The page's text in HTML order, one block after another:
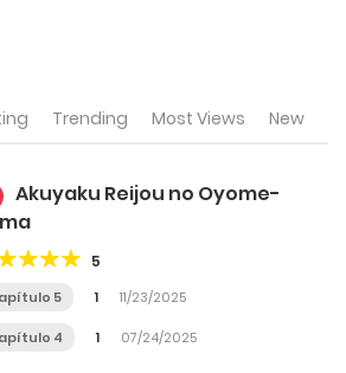
Trending Most Views New
Akuyaku Reijou no Oyome-
5
5 1 11/23/2025
4 1 07/24/2025